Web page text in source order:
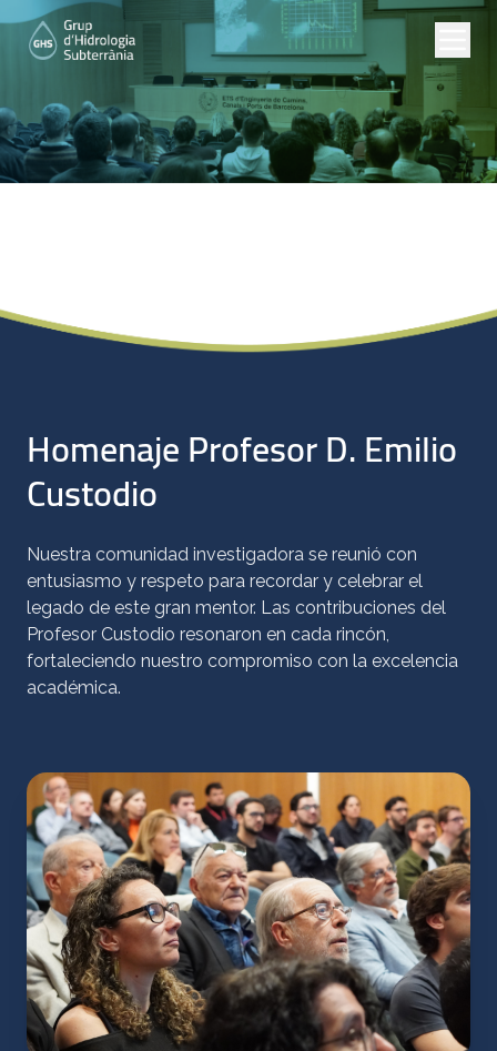
Homenaje Profesor D. Emilio
Custodio
Nuestra comunidad investigadora se reunió con
entusiasmo y respeto para recordar y celebrar el
legado de este gran mentor. Las contribuciones del
Profesor Custodio resonaron en cada rincón,
fortaleciendo nuestro compromiso con la excelencia
académica.